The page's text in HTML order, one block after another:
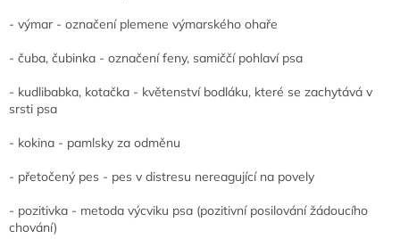
- výmar - označení plemene výmarského ohaře
- čuba, čubinka - označení feny, samiččí pohlaví psa
- kudlibabka, kotačka - květenství bodláku, které se zachytává v
srsti psa
- kokina - pamlsky za odměnu
- přetočený pes - pes v distresu nereagující na povely
- pozitivka - metoda výcviku psa (pozitivní posilování žádoucího
chování)